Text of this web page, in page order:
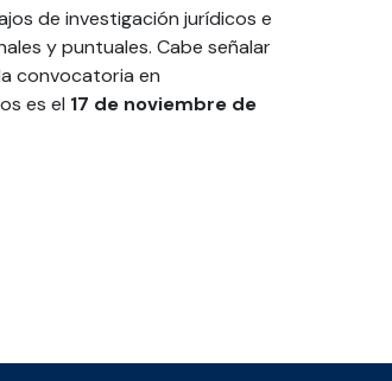
de investigación jurídicos e
y puntuales. Cabe señalar
convocatoria ​en
es el 17 de noviembre de